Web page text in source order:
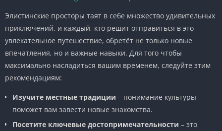
Элистинские просторы таят в себе множество удивительных
приключений, и каждый, кто решит отправиться в это
увлекательное путешествие, обретёт не только новые
впечатления, но и важные навыки. Для того чтобы
максимально насладиться вашим временем, следуйте этим
рекомендациям:
Изучите местные традиции – понимание культуры
поможет вам завести новые знакомства.
Посетите ключевые достопримечательности – это